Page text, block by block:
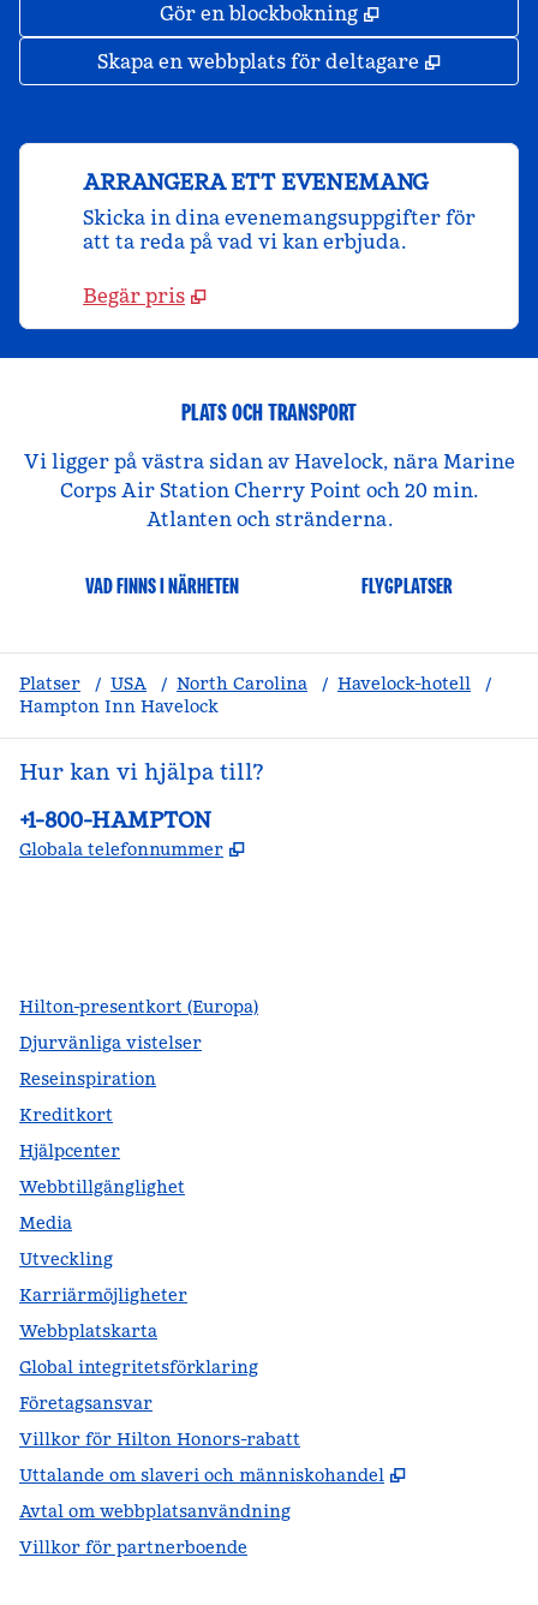
Gör en blockbokning ,
Skapa en webbplats för deltagare ,
ARRANGERA ETT EVENEMANG
Skicka in dina evenemangsuppgifter för
att ta reda på vad vi kan erbjuda.
Begär pris
PLATS OCH TRANSPORT
Vi ligger på västra sidan av Havelock, nära Marine
Corps Air Station Cherry Point och 20 min.
Atlanten och stränderna.
VAD FINNS I NÄRHETEN FLYGPLATSER
Platser / USA / North Carolina / Havelock-hotell
/
Hampton Inn Havelock
Hur kan vi hjälpa till?
Telefon:
+1-800-HAMPTON
Globala telefonnummer ,
Hilton-presentkort (Europa)
Djurvänliga vistelser
Reseinspiration
Kreditkort
Hjälpcenter
Webbtillgänglighet
Media
Utveckling
Karriärmöjligheter
Webbplatskarta
Global integritetsförklaring
Företagsansvar
Villkor för Hilton Honors-rabatt
Uttalande om slaveri och människohandel
,
Avtal om webbplatsanvändning
Villkor för partnerboende